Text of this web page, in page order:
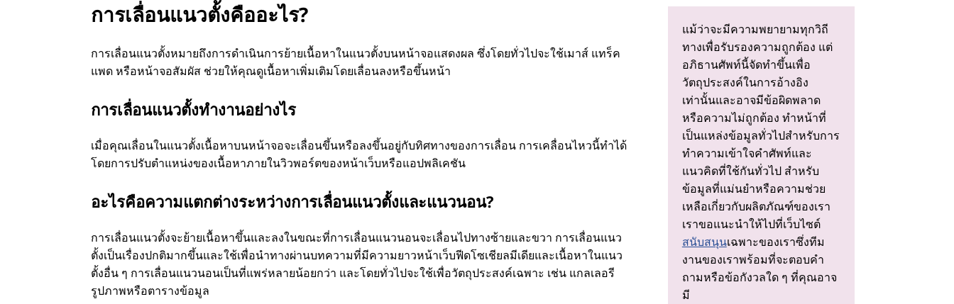
การเลื่อนแนวตั้งคืออะไร?
การเลื่อนแนวตั้งหมายถึงการดําเนินการย้ายเนื้อหาในแนวตั้งบนหน้าจอแสดงผล ซึ่งโดยทั่วไปจะใช้เมาส์ แทร็ค
แพด หรือหน้าจอสัมผัส ช่วยให้คุณดูเนื้อหาเพิ่มเติมโดยเลื่อนลงหรือขึ้นหน้า
การเลื่อนแนวตั้งทํางานอย่างไร
เมื่อคุณเลื่อนในแนวตั้งเนื้อหาบนหน้าจอจะเลื่อนขึ้นหรือลงขึ้นอยู่กับทิศทางของการเลื่อน การเคลื่อนไหวนี้ทําได้
โดยการปรับตําแหน่งของเนื้อหาภายในวิวพอร์ตของหน้าเว็บหรือแอปพลิเคชัน
อะไรคือความแตกต่างระหว่างการเลื่อนแนวตั้งและแนวนอน?
การเลื่อนแนวตั้งจะย้ายเนื้อหาขึ้นและลงในขณะที่การเลื่อนแนวนอนจะเลื่อนไปทางซ้ายและขวา การเลื่อนแนว
ตั้งเป็นเรื่องปกติมากขึ้นและใช้เพื่อนําทางผ่านบทความที่มีความยาวหน้าเว็บฟีดโซเชียลมีเดียและเนื้อหาในแนว
ตั้งอื่น ๆ การเลื่อนแนวนอนเป็นที่แพร่หลายน้อยกว่า และโดยทั่วไปจะใช้เพื่อวัตถุประสงค์เฉพาะ เช่น แกลเลอรี
รูปภาพหรือตารางข้อมูล
แม้ว่าจะมีความพยายามทุกวิถี
ทางเพื่อรับรองความถูกต้อง แต่
อภิธานศัพท์นี้จัดทําขึ้นเพื่อ
วัตถุประสงค์ในการอ้างอิง
เท่านั้นและอาจมีข้อผิดพลาด
หรือความไม่ถูกต้อง ทําหน้าที่
เป็นแหล่งข้อมูลทั่วไปสําหรับการ
ทําความเข้าใจคําศัพท์และ
แนวคิดที่ใช้กันทั่วไป สําหรับ
ข้อมูลที่แม่นยําหรือความช่วย
เหลือเกี่ยวกับผลิตภัณฑ์ของเรา
เราขอแนะนําให้ไปที่เว็บไซต์
สนับสนุนเฉพาะของเราซึ่งทีม
งานของเราพร้อมที่จะตอบคํา
ถามหรือข้อกังวลใด ๆ ที่คุณอาจ
มี